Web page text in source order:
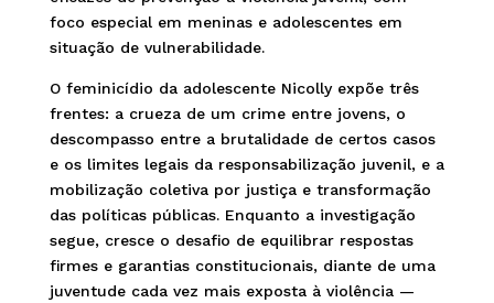
foco especial em meninas e adolescentes em
situação de vulnerabilidade.
O feminicídio da adolescente Nicolly expõe três
frentes: a crueza de um crime entre jovens, o
descompasso entre a brutalidade de certos casos
e os limites legais da responsabilização juvenil, e a
mobilização coletiva por justiça e transformação
das políticas públicas. Enquanto a investigação
segue, cresce o desafio de equilibrar respostas
firmes e garantias constitucionais, diante de uma
juventude cada vez mais exposta à violência —